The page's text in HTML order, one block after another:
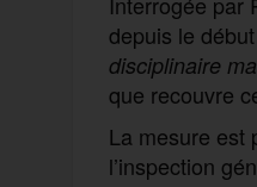
depuis le
disciplinaire
que recouvre
La mesure est
l’inspection